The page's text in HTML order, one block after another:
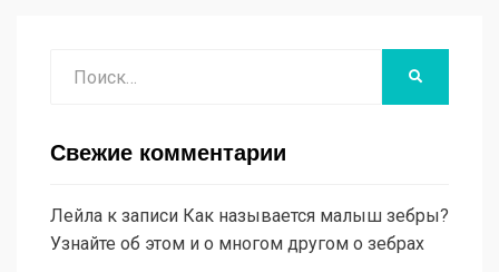
Свежие комментарии
Лейла к записи Как называется малыш зебры?
Узнайте об этом и о многом другом о зебрах